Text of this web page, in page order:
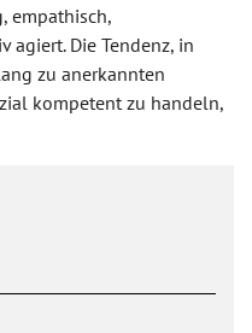
empathisch,
Die Tendenz, in
zu anerkannten
kompetent zu handeln,